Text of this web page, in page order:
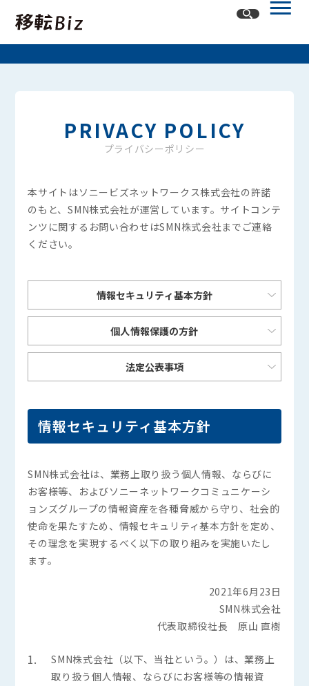
カテゴリー
オフィスレイアウト・内装
オフィス移転
PRIVACY POLICY
プライバシーポリシー
本サイトはソニービズネットワークス株式会社の許諾
のもと、SMN株式会社が運営しています。 サイトコンテ
ンツに関するお問い合わせはSMN株式会社までご連絡
ください。
情報セキュリティ基本方針
個人情報保護の方針
法定公表事項
情報セキュリティ基本方針
SMN株式会社は、業務上取り扱う個人情報、ならびに
お客様等、およびソニーネットワークコミュニケーシ
ョンズグループの情報資産を各種脅威から守り、社会的
使命を果たすため、情報セキュリティ基本方針を定め、
その理念を実現するべく以下の取り組みを実施いたし
ます。
2021年6月23日
SMN株式会社
代表取締役社長 原山 直樹
1.
SMN株式会社（以下、当社という。）は、業務上
取り扱う個人情報、ならびにお客様等の情報資